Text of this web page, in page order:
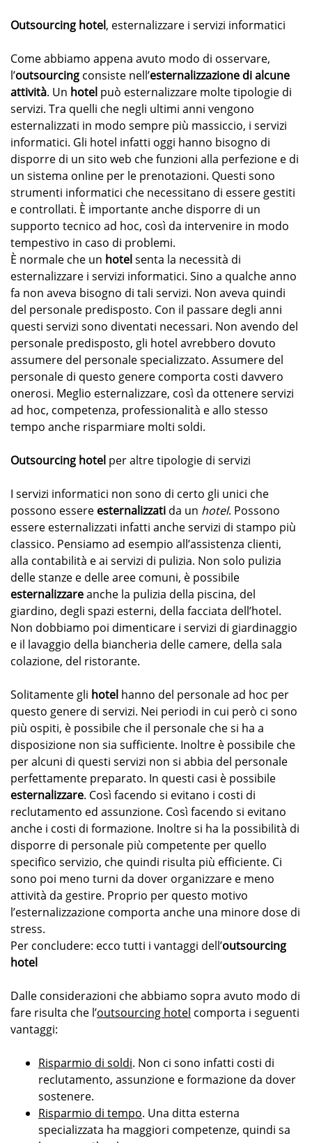
Outsourcing hotel, esternalizzare i servizi informatici
Come abbiamo appena avuto modo di osservare,
l’outsourcing consiste nell’esternalizzazione di alcune
attività. Un hotel può esternalizzare molte tipologie di
servizi. Tra quelli che negli ultimi anni vengono
esternalizzati in modo sempre più massiccio, i servizi
informatici. Gli hotel infatti oggi hanno bisogno di
disporre di un sito web che funzioni alla perfezione e di
un sistema online per le prenotazioni. Questi sono
strumenti informatici che necessitano di essere gestiti
e controllati. È importante anche disporre di un
supporto tecnico ad hoc, così da intervenire in modo
tempestivo in caso di problemi.
È normale che un hotelsenta la necessità di
esternalizzare i servizi informatici. Sino a qualche anno
fa non aveva bisogno di tali servizi. Non aveva quindi
del personale predisposto. Con il passare degli anni
questi servizi sono diventati necessari. Non avendo del
personale predisposto, gli hotel avrebbero dovuto
assumere del personale specializzato. Assumere del
personale di questo genere comporta costi davvero
onerosi. Meglio esternalizzare, così da ottenere servizi
ad hoc, competenza, professionalità e allo stesso
tempo anche risparmiare molti soldi.
Outsourcing hotel per altre tipologie di servizi
I servizi informatici non sono di certo gli unici che
possono essere esternalizzati da un hotel. Possono
essere esternalizzati infatti anche servizi di stampo più
classico. Pensiamo ad esempio all’assistenza clienti,
alla contabilità e ai servizi di pulizia. Non solo pulizia
delle stanze e delle aree comuni, è possibile
esternalizzareanche la pulizia della piscina, del
giardino, degli spazi esterni, della facciata dell’hotel.
Non dobbiamo poi dimenticare i servizi di giardinaggio
e il lavaggio della biancheria delle camere, della sala
colazione, del ristorante.
Solitamente gli hotel hanno del personale ad hoc per
questo genere di servizi. Nei periodi in cui però ci sono
più ospiti, è possibile che il personale che si ha a
disposizione non sia sufficiente. Inoltre è possibile che
per alcuni di questi servizi non si abbia del personale
perfettamente preparato. In questi casi è possibile
esternalizzare. Così facendo si evitano i costi di
reclutamento ed assunzione. Così facendo si evitano
anche i costi di formazione. Inoltre si ha la possibilità di
disporre di personale più competente per quello
specifico servizio, che quindi risulta più efficiente. Ci
sono poi meno turni da dover organizzare e meno
attività da gestire. Proprio per questo motivo
l’esternalizzazione comporta anche una minore dose di
stress.
Per concludere: ecco tutti i vantaggi dell’outsourcing
hotel
Dalle considerazioni che abbiamo sopra avuto modo di
fare risulta che l’outsourcing hotel comporta i seguenti
vantaggi:
Risparmio di soldi. Non ci sono infatti costi di
reclutamento, assunzione e formazione da dover
sostenere.
Risparmio di tempo. Una ditta esterna
specializzata ha maggiori competenze, quindi sa